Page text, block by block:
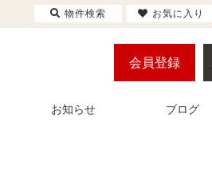
会員登録
お知らせ ブログ
物件検索 お気に入り